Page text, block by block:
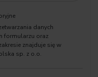
(EBD)
+ tył
danych
formularzu oraz
znajduje się w
sp. z o.o.